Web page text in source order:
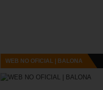
WEB NO OFICIAL | BALONA